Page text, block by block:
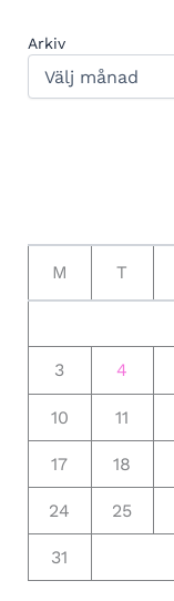
Arkiv
M T
3 4
10 11
17 18
24 25
31